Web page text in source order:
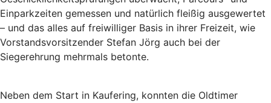
Einparkzeiten gemessen und natürlich fleißig ausgewertet
– und das alles auf freiwilliger Basis in ihrer Freizeit, wie
Vorstandsvorsitzender Stefan Jörg auch bei der
Siegerehrung mehrmals betonte.
Neben dem Start in Kaufering, konnten die Oldtimer